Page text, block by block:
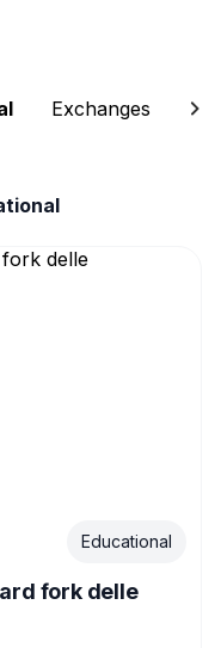
Exchanges
Educational
fork delle